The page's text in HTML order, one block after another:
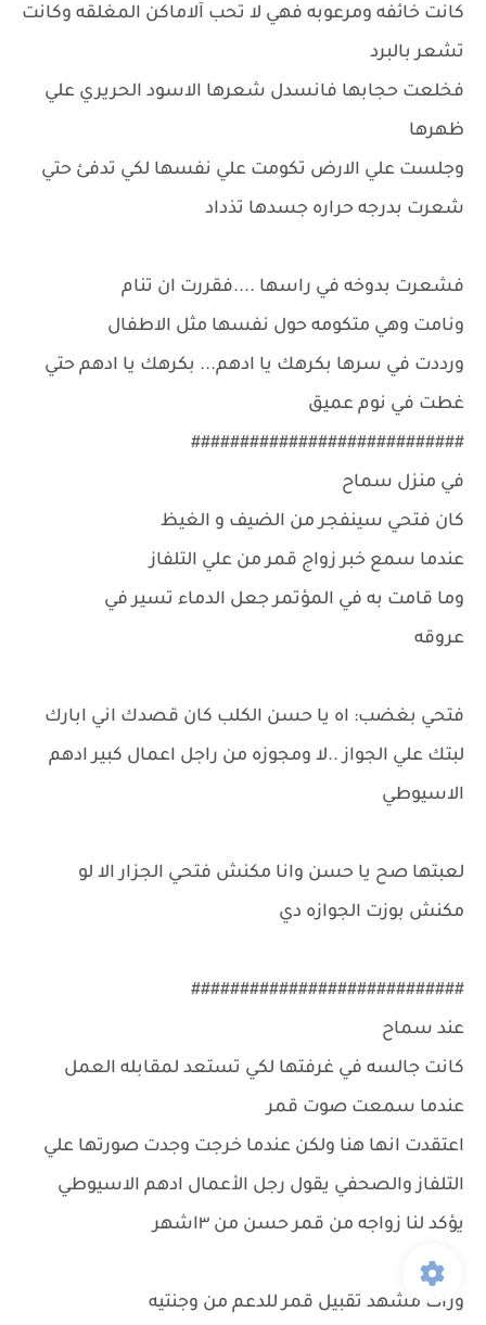
كانت خائفه ومرعوبه فهي لا تحب آلاماكن المغلقه وكانت
تشعر بالبرد
فخلعت حجابها فانسدل شعرها الاسود الحريري علي
ظهرها
وجلست علي الارض تكومت علي نفسها لكي تدفئ حتي
شعرت بدرجه حراره جسدها تذداد
فشعرت بدوخه في راسها ....فقررت ان تنام
ونامت وهي متكومه حول نفسها مثل الاطفال
ورددت في سرها بكرهك يا ادهم... بكرهك يا ادهم حتي
غطت في نوم عميق
############################
في منزل سماح
كان فتحي سينفجر من الضيف و الغيظ
عندما سمع خبر زواج قمر من علي التلفاز
وما قامت به في المؤتمر جعل الدماء تسير في
عروقه
فتحي بغضب: اه يا حسن الكلب كان قصدك اني ابارك
لبتك علي الجواز ..لا ومجوزه من راجل اعمال كبير ادهم
الاسيوطي
لعبتها صح يا حسن وانا مكنش فتحي الجزار الا لو
مكنش بوزت الجوازه دي
############################
عند سماح
كانت جالسه في غرفتها لكي تستعد لمقابله العمل
عندما سمعت صوت قمر
اعتقدت انها هنا ولكن عندما خرجت وجدت صورتها علي
التلفاز والصحفي يقول رجل الأعمال ادهم الاسيوطي
يؤكد لنا زواجه من قمر حسن من ٣اشهر
ورات مشهد تقبيل قمر للدعم من وجنتيه